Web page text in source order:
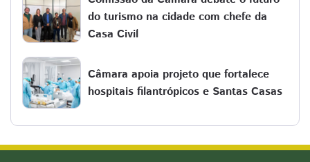
do turismo na cidade com chefe da
Casa Civil
Câmara apoia projeto que fortalece
hospitais filantrópicos e Santas Casas